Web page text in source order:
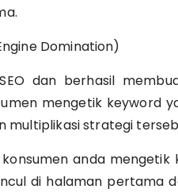
Domination)
dan berhasil
mengetik keyword
multiplikasi strategi
konsumen anda
di halaman pertama